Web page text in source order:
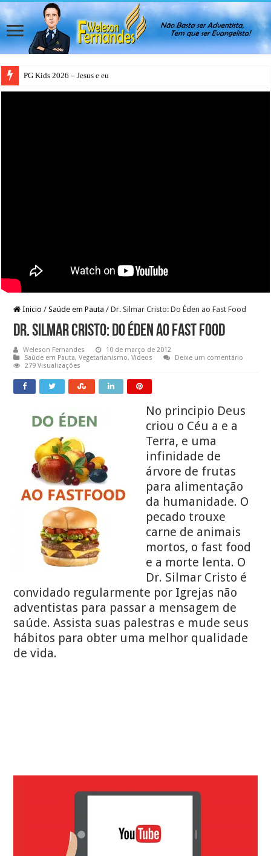
PG Kids 2026 – Jesus e eu
Inicio / Saúde em Pauta / Dr. Silmar Cristo: Do Éden ao Fast Food
Dr. Silmar Cristo: Do Éden ao Fast Food
Weleson Fernandes
10 de março de 2012
Saúde em Pauta,Vegetarianismo,Videos
Deixe um comentário
279 Visualizações
No principio Deus
criou o Céu a e a
Terra, e uma
infinidade de
árvore de frutas
para alimentação
da humanidade. O
pecado trouxe
carne de animais
mortos, o fast food
e a morte lenta. O
Dr. Silmar Cristo é
convidado regularmente por Igrejas não
adventistas para passar a mensagem de
saúde. Assista suas palestras e mude seus
hábitos para obter uma melhor qualidade
de vida.